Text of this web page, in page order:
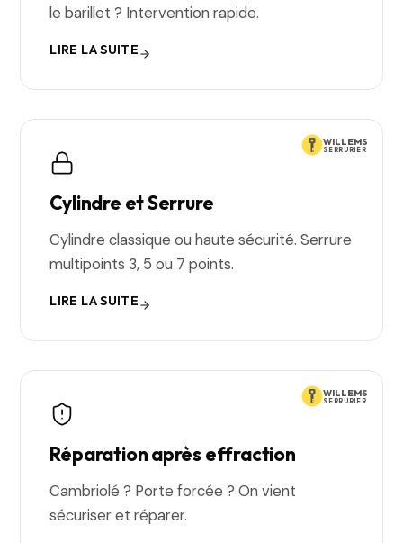
le barillet ? Intervention rapide.
LIRE LA SUITE
WILLEMS
SERRURIER
Cylindre et Serrure
Cylindre classique ou haute sécurité. Serrure
multipoints 3, 5 ou 7 points.
LIRE LA SUITE
WILLEMS
SERRURIER
Réparation après effraction
Cambriolé ? Porte forcée ? On vient
sécuriser et réparer.